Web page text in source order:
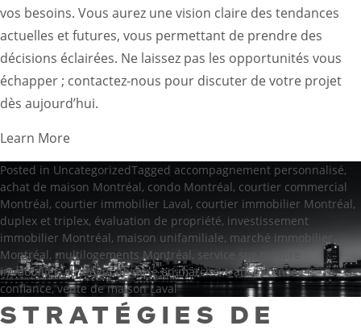
vos besoins. Vous aurez une vision claire des tendances
actuelles et futures, vous permettant de prendre des
décisions éclairées. Ne laissez pas les opportunités vous
échapper ; contactez-nous pour discuter de votre projet
dès aujourd’hui.
Learn More
Posted in UncategorizedTagged accompagnement personnalisé,
achat de maison Montréal, condo Montréal, courtier commercial
Montréal, courtier immobilier Laval, courtier immobilier Montréal,
duplex et triplex, évaluation de propriété, investissement
immobilier Montréal, maison unifamiliale, marché immobilier
Montréal, multilogements Montréal, service sur mesure
immobilier,stratégie de mise en marché,transparence et
confiance,vente de maison Laval
STRATÉGIES DE